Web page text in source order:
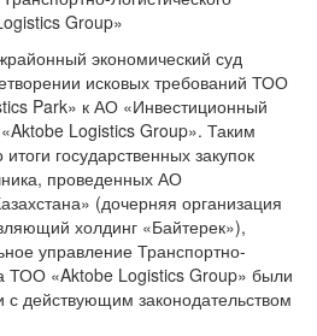
Group»
экономический суд
исковых требований ТОО
Park» к АО «Инвестиционный
Logistics Group». Таким
государственных закупок
проведенных АО
(дочерняя организация
холдинг «Байтерек»),
управление Транспортно-
ТОО «Aktobe Logistics Group» были
с действующим законодательством